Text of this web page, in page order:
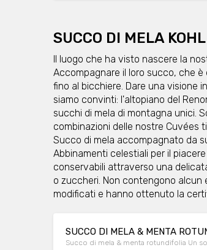
SUCCO DI MELA KOHL
Il luogo che ha visto nascere la
Accompagnare il loro succo, che
fino al bicchiere. Dare una visione
siamo convinti: l'altopiano del
succhi di mela di montagna unici.
combinazioni delle nostre Cuvées
Succo di mela accompagnato da
Abbinamenti celestiali per il
conservabili attraverso una
o zuccheri. Non contengono
modificati e hanno ottenuto la
SUCCO DI MELA & MENTA
Succo di mela & menta rotundifolia Un